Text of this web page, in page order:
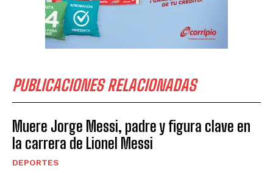
PUBLICACIONES RELACIONADAS
Muere Jorge Messi, padre y figura clave en
la carrera de Lionel Messi
DEPORTES